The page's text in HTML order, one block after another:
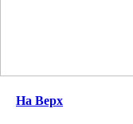
На Верх